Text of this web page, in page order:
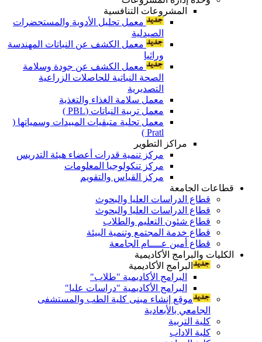
المشروعات التنافسية
معمل تحليل الأدوية والمستحضرات
الصيدلية
معمل الكشف عن النباتات المهندسة
وراثيا
معمل الكشف عن جودة وسلامة
الصحة النباتية للحاصلات الزراعية
التصديرية
معمل سلامة الغذاء والتغذية
معمل تربية النباتات (PBL )
معمل تحلية متبقيات المبيدات وسمياتها (
Pratl )
مراكز التطوير
مركز تنمية قدرات أعضاء هيئة التدريس
مركز تنكولوجيا المعلومات
مركز القياس والتقويم
قطاعات الجامعة
قطاع الدراسات العليا والبحوث
قطاع الدراسات العليا والبحوث
قطاع شئون التعليم والطلاب
قطاع خدمة المجتمع وتنمية البيئة
قطاع أمين عــــام الجامعة
الكليات والبرامج الأكاديمية
البرامج الأكاديمية
البرامج الأكاديمية "طلاب"
البرامج الأكاديمية "دراسات عليا"
موقع إنشاء مبنى كلية الطب والمستشفى
الجامعي بالأبعادية
كلية التربية
كلية الاداب